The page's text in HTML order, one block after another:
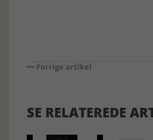
Forrige artikel
SE RELATEREDE